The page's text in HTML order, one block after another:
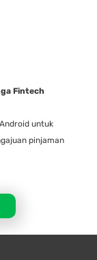
Fintech
untuk
pinjaman